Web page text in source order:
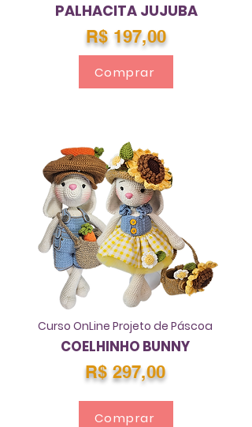
PALHACITA JUJUBA
R$ 197,00
Comprar
Curso OnLine Projeto de Páscoa
COELHINHO BUNNY
R$ 297,00
Comprar